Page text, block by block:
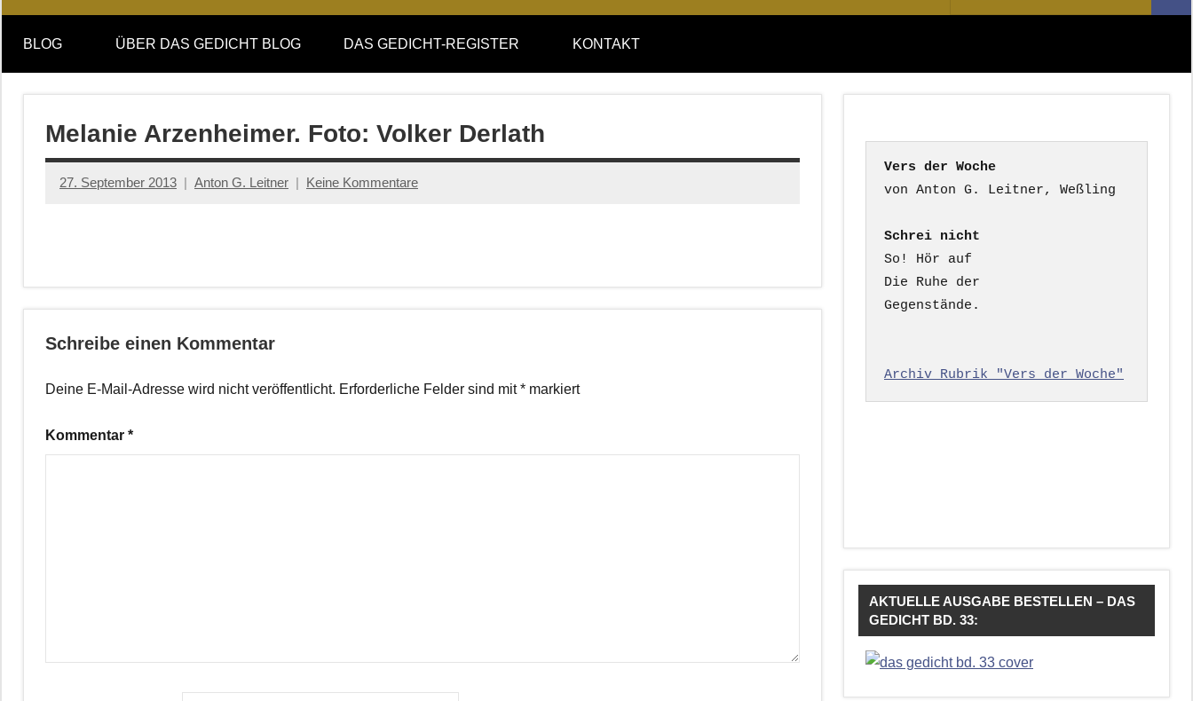
DAS
GEDICHT
blog
DAS
GEDICHT.
Zeitschrift
nach:
BLOG ÜBER DAS GEDICHT BLOG DAS GEDICHT-REGISTER KONTAKT
Melanie Arzenheimer. Foto: Volker Derlath
27. September 2013 Anton G. Leitner Keine Kommentare
Schreibe einen Kommentar
Deine E-Mail-Adresse wird nicht veröffentlicht. Erforderliche Felder sind mit* markiert
Kommentar *
Vers der Woche
Schrei nicht
So! Hör auf
Die Ruhe der
Gegenstände.
Archiv Rubrik "Vers der Woche"
AKTUELLE AUSGABE BESTELLEN – DAS
GEDICHT BD. 33: